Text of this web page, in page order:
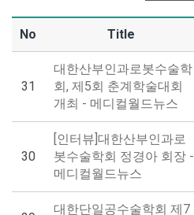
No Title
31
대한산부인과로봇수술학
회, 제5회 춘계학술대회
개최 - 메디컬월드뉴스
30
[인터뷰]대한산부인과로
봇수술학회 정경아 회장 -
메디컬월드뉴스
대한단일공수술학회 제7